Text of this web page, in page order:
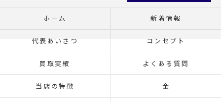
ホーム 新着情報
代表あいさつ コンセプト
買取実績 よくある質問
当店の特徴 金